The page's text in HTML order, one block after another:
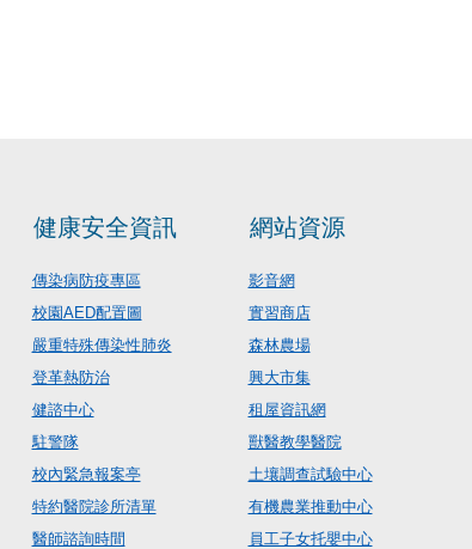
健康安全資訊
傳染病防疫專區
校園AED配置圖
嚴重特殊傳染性肺炎
登革熱防治
健諮中心
駐警隊
校內緊急報案亭
特約醫院診所清單
醫師諮詢時間
網站資源
影音網
實習商店
森林農場
興大市集
租屋資訊網
獸醫教學醫院
土壤調查試驗中心
有機農業推動中心
員工子女托嬰中心